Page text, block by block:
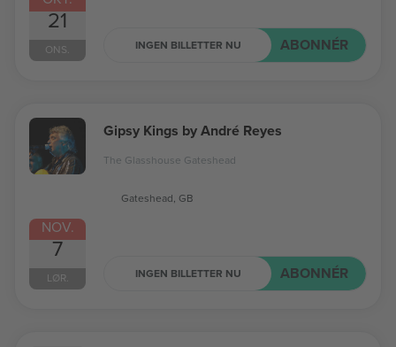
21
ONS. INGEN BILLETTER NU ABONNÉR
NOV.
7
LØR.
Gipsy Kings by André Reyes
The Glasshouse Gateshead
Gateshead, GB
INGEN BILLETTER NU ABONNÉR